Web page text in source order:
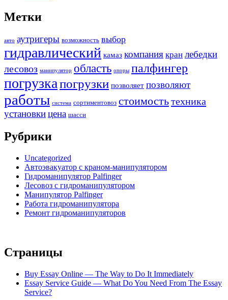
Метки
авто аутригеры возможность выбор
гидравлический камаз компания кран лебедки
лесовоз манипулятор область опоры палфингер
погрузкапогрузки позволяет позволяют
работы система сортиментовоз стоимостьтехника
установкицена шасси
Рубрики
Uncategorized
Автоэвакуатор с краном-манипулятором
Гидроманипулятор Palfinger
Лесовоз с гидроманипулятором
Манипулятор Palfinger
Работа гидроманипулятора
Ремонт гидроманипуляторов
Страницы
Buy Essay Online — The Way to Do It Immediately
Essay Service Guide — What Do You Need From The Essay
Service?